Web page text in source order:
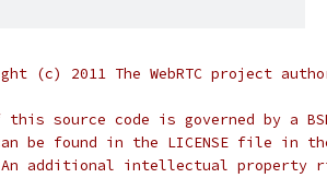
(c) 2011 The WebRTC project
source code is governed by a
be found in the LICENSE file in
additional intellectual property